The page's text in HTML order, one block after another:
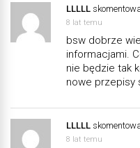
LLLLL
8 lat temu
bsw dobrze
informacjami.
nie będzie tak
nowe przepisy
LLLLL
8 lat temu